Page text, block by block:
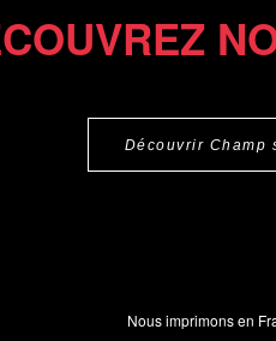
Découvrir Champ
Nous imprimons en